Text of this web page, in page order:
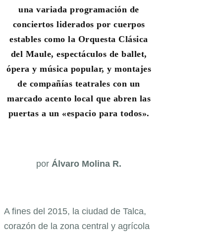
una variada programación de
conciertos liderados por cuerpos
estables como la Orquesta Clásica
del Maule, espectáculos de ballet,
ópera y música popular, y montajes
de compañías teatrales con un
marcado acento local que abren las
puertas a un «espacio para todos».
por Álvaro Molina R.
A fines del 2015, la ciudad de Talca,
corazón de la zona central y agrícola